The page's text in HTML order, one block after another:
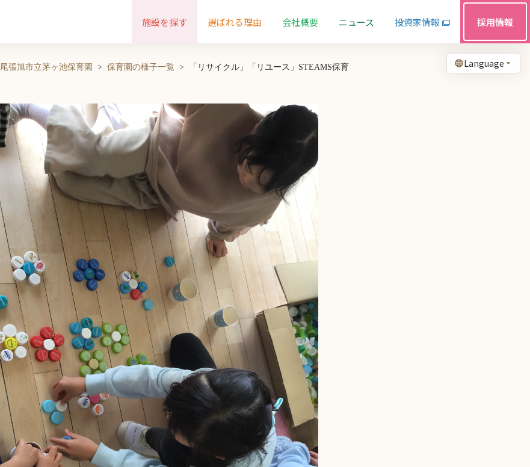
Language
施設を探す 選ばれる理由 会社概要 ニュース 投資家情報 採用情報
尾張旭市立茅ヶ池保育園 保育園の様子一覧 「リサイクル」「リユース」STEAMS保育